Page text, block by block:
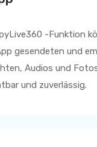
-Funktion
gesendeten und
Audios und
und zuverlässig.